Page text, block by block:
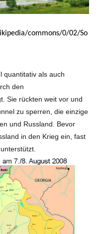
commons/0/02/So
quantitativ als auch
den
Sie rückten weit vor und
zu sperren, die einzige
und Russland. Bevor
in den Krieg ein, fast